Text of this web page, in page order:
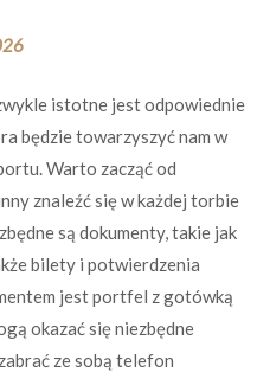
istotne jest odpowiednie
będzie towarzyszyć nam w
Warto zacząć od
znaleźć się w każdej torbie
są dokumenty, takie jak
bilety i potwierdzenia
jest portfel z gotówką
okazać się niezbędne
ze sobą telefon